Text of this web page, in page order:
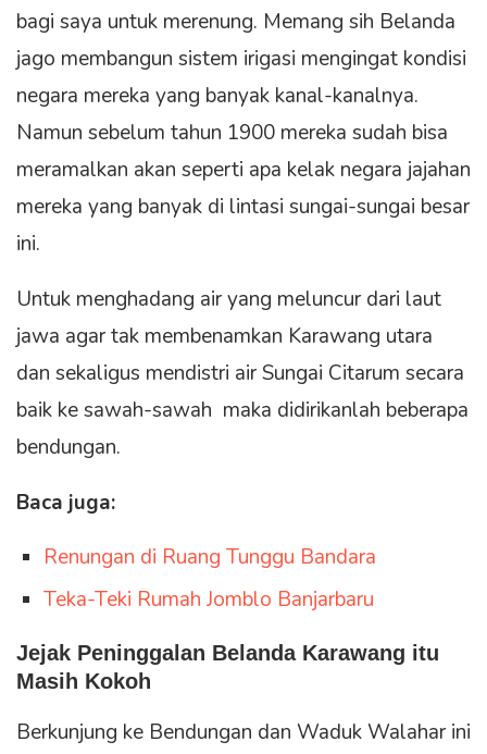
bagi saya untuk merenung. Memang sih Belanda
jago membangun sistem irigasi mengingat kondisi
negara mereka yang banyak kanal-kanalnya.
Namun sebelum tahun 1900 mereka sudah bisa
meramalkan akan seperti apa kelak negara jajahan
mereka yang banyak di lintasi sungai-sungai besar
ini.
Untuk menghadang air yang meluncur dari laut
jawa agar tak membenamkan Karawang utara
dan sekaligus mendistri air Sungai Citarum secara
baik ke sawah-sawah maka didirikanlah beberapa
bendungan.
Baca juga:
Renungan di Ruang Tunggu Bandara
Teka-Teki Rumah Jomblo Banjarbaru
Jejak Peninggalan Belanda Karawang itu
Masih Kokoh
Berkunjung ke Bendungan dan Waduk Walahar ini